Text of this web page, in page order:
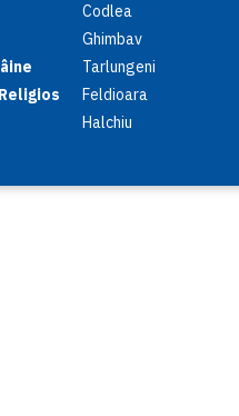
Codlea
Ghimbav
Tarlungeni
Feldioara
Halchiu